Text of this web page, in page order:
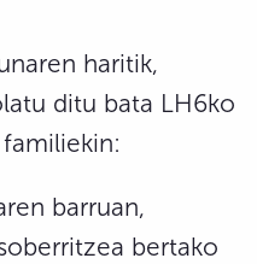
haritik,
ditu bata LH6ko
barruan,
bertako